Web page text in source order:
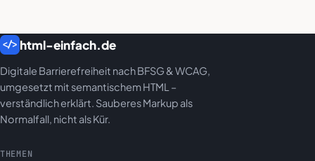
</> html-einfach.de
Digitale Barrierefreiheit nach BFSG & WCAG,
umgesetzt mit semantischem HTML –
verständlich erklärt. Sauberes Markup als
Normalfall, nicht als Kür.
THEMEN